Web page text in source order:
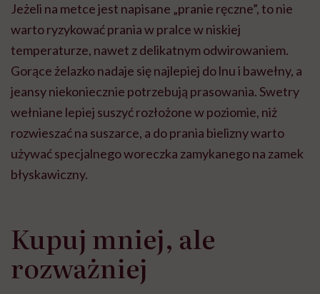
Jeżeli na metce jest napisane „pranie ręczne”, to nie
warto ryzykować prania w pralce w niskiej
temperaturze, nawet z delikatnym odwirowaniem.
Gorące żelazko nadaje się najlepiej do lnu i bawełny, a
jeansy niekoniecznie potrzebują prasowania. Swetry
wełniane lepiej suszyć rozłożone w poziomie, niż
rozwieszać na suszarce, a do prania bielizny warto
używać specjalnego woreczka zamykanego na zamek
błyskawiczny.
Kupuj mniej, ale
rozważniej